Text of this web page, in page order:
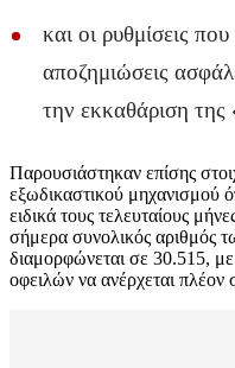
και οι ρυθμίσεις που
αποζημιώσεις
την εκκαθάριση
Παρουσιάστηκαν επίσης
εξωδικαστικού μηχανισμού
ειδικά τους τελευταίους
σήμερα συνολικός αριθμός
διαμορφώνεται σε 30.515,
οφειλών να ανέρχεται